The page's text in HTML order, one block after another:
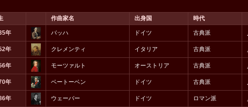
作曲家名 出身国 時代
年 バッハ ドイツ 古典派
年 クレメンティ イタリア 古典派
年 モーツァルト オーストリア 古典派
年 ベートーベン ドイツ 古典派
年 ウェーバー ドイツ ロマン派